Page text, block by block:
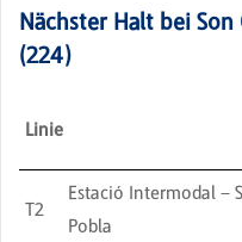
Nächster Halt bei Son
(224)
Linie
T2
Estació Intermodal –
Pobla